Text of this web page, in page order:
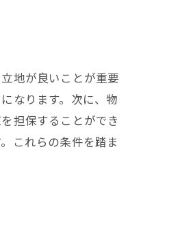
地が良いことが重要
なります。次に、物
担保することができ
これらの条件を踏ま